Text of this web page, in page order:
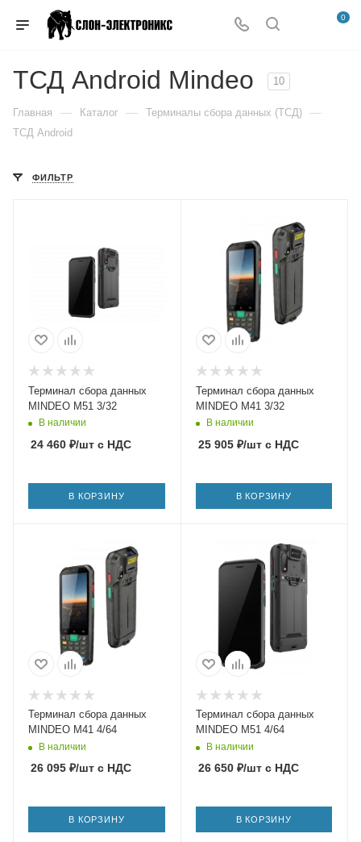
0
ТСД Android Mindeo 10
Главная — Каталог — Терминалы сбора данных (ТСД) —
ТСД Android
ФИЛЬТР
Терминал сбора данных
MINDEO M51 3/32
В наличии
24 460 ₽/шт с НДС
В КОРЗИНУ
Терминал сбора данных
MINDEO M41 3/32
В наличии
25 905₽/штс НДС
В КОРЗИНУ
Терминал сбора данных
MINDEO M41 4/64
В наличии
26 095 ₽/шт с НДС
В КОРЗИНУ
Терминал сбора данных
MINDEO M51 4/64
В наличии
26 650₽/штс НДС
В КОРЗИНУ